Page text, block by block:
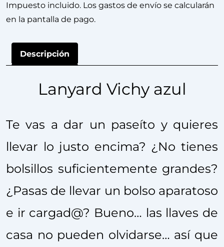
Impuesto incluido. Los gastos de envío se calcularán
en la pantalla de pago.
Descripción
Lanyard Vichy azul
Te vas a dar un paseíto y quieres
llevar lo justo encima? ¿No tienes
bolsillos suficientemente grandes?
¿Pasas de llevar un bolso aparatoso
e ir cargad@? Bueno… las llaves de
casa no pueden olvidarse… así que